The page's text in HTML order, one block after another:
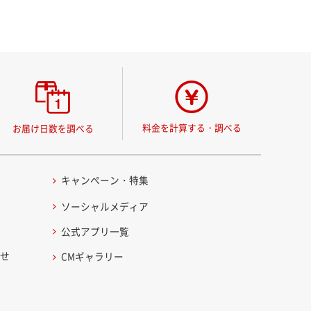
お届け日数を調べる 料金を計算する・調べる
キャンペーン・特集
ソーシャルメディア
公式アプリ一覧
CMギャラリー